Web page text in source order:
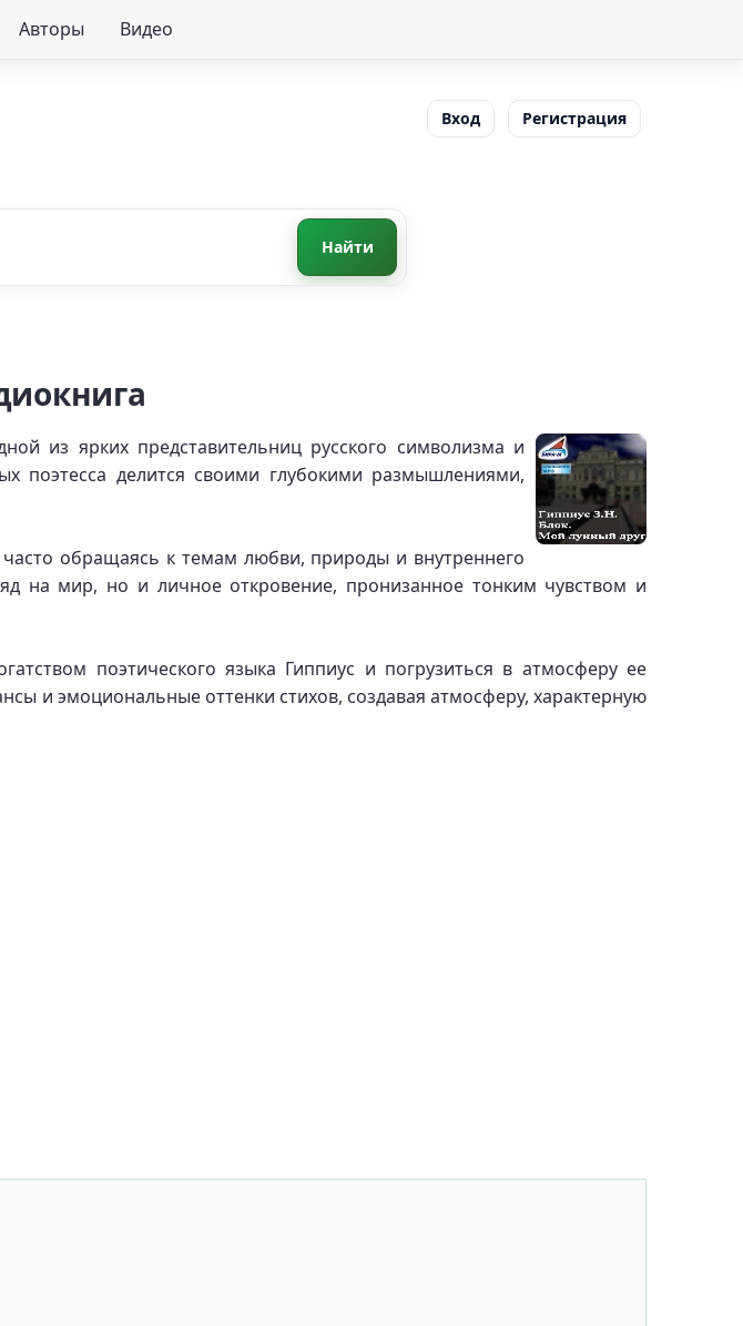
Авторы Видео
Вход Регистрация
Найти
из ярких представительниц русского символизма и
поэтесса делится своими глубокими размышлениями,
обращаясь к темам любви, природы и внутреннего
на мир, но и личное откровение, пронизанное тонким чувством и
поэтического языка Гиппиус и погрузиться в атмосферу ее
и эмоциональные оттенки стихов, создавая атмосферу, характерную